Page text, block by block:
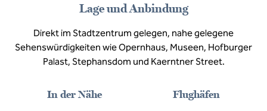
Lage und Anbindung
Direkt im Stadtzentrum gelegen, nahe gelegene
Sehenswürdigkeiten wie Opernhaus, Museen, Hofburger
Palast, Stephansdom und Kaerntner Street.
In der Nähe Flughäfen